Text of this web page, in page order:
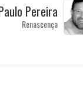
Pereira
Renascença